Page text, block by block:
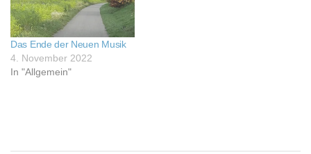
Das Ende der Neuen Musik
4. November 2022
In "Allgemein"